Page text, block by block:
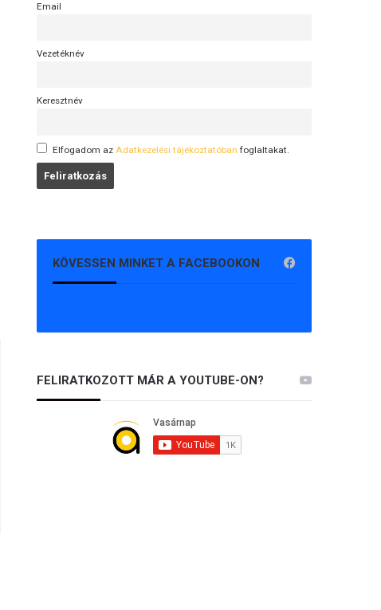
Email
Vezetéknév
Keresztnév
Elfogadom az Adatkezelési tájékoztatóban foglaltakat.
KÖVESSEN MINKET A FACEBOOKON
FELIRATKOZOTT MÁR A YOUTUBE-ON?